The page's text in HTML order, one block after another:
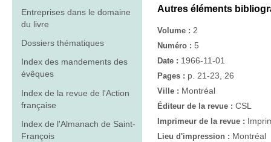
Entreprises dans le domaine
du livre
Dossiers thématiques
Index des mandements des
évêques
Index de la revue de l'Action
française
Index de l'Almanach de Saint-
François
Autres éléments
Volume : 2
Numéro : 5
Date : 1966-11-01
Pages : p. 21-23, 26
Ville : Montréal
Éditeur de la revue : CSL
Imprimeur de la revue :
Lieu d'impression : Montréal